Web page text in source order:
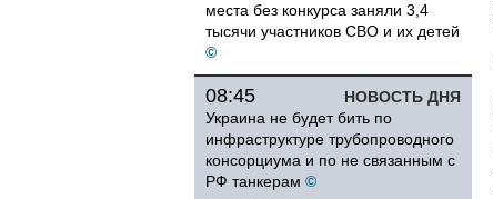
места без конкурса заняли 3,4
тысячи участников СВО и их детей
©
НОВОСТЬ ДНЯ
08:45
Украина не будет бить по
инфраструктуре трубопроводного
консорциума и по не связанным с
РФ танкерам ©